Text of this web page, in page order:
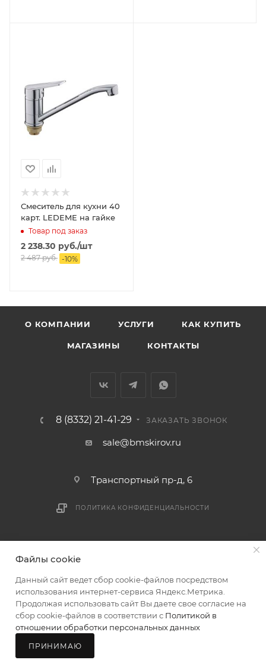
Смеситель для кухни 40
карт. LEDEME на гайке
Товар под заказ
2 238.30 руб./шт
2 487руб. -10%
О КОМПАНИИ УСЛУГИ КАК КУПИТЬ
МАГАЗИНЫ КОНТАКТЫ
8 (8332) 21-41-29 ЗАКАЗАТЬ ЗВОНОК
sale@bmskirov.ru
Транспортный пр-д, 6
ПОЛИТИКА КОНФИДЕНЦИАЛЬНОСТИ
Файлы cookie
Данный сайт ведет сбор cookie-файлов посредством
использования интернет-сервиса Яндекс.Метрика.
Продолжая использовать сайт Вы даете свое согласие на
сбор cookie-файлов в соответствии с Политикой в
отношении обработки персональных данных
ПРИНИМАЮ
Главная
Каталог